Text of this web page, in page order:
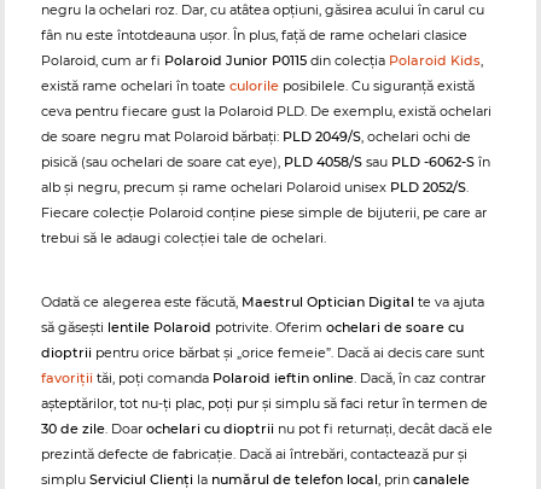
negru la ochelari roz. Dar, cu atâtea opțiuni, găsirea acului în carul cu
fân nu este întotdeauna ușor. În plus, față de rame ochelari clasice
Polaroid, cum ar fi Polaroid Junior P0115 din colecția Polaroid Kids,
există rame ochelari în toate culorile posibilele. Cu siguranță există
ceva pentru fiecare gust la Polaroid PLD. De exemplu, există ochelari
de soare negru mat Polaroid bărbați: PLD 2049/S, ochelari ochi de
pisică (sau ochelari de soare cat eye), PLD 4058/S sau PLD -6062-S în
alb și negru, precum și rame ochelari Polaroid unisex PLD 2052/S.
Fiecare colecție Polaroid conține piese simple de bijuterii, pe care ar
trebui să le adaugi colecției tale de ochelari.
Odată ce alegerea este făcută, Maestrul Optician Digital te va ajuta
să găsești lentile Polaroid potrivite. Oferim ochelari de soare cu
dioptrii pentru orice bărbat și „orice femeie”. Dacă ai decis care sunt
favoriții tăi, poți comanda Polaroid ieftin online. Dacă, în caz contrar
așteptărilor, tot nu-ți plac, poți pur și simplu să faci retur în termen de
30 de zile. Doar ochelari cu dioptrii nu pot fi returnați, decât dacă ele
prezintă defecte de fabricație. Dacă ai întrebări, contactează pur și
simplu Serviciul Clienți la numărul de telefon local, prin canalele